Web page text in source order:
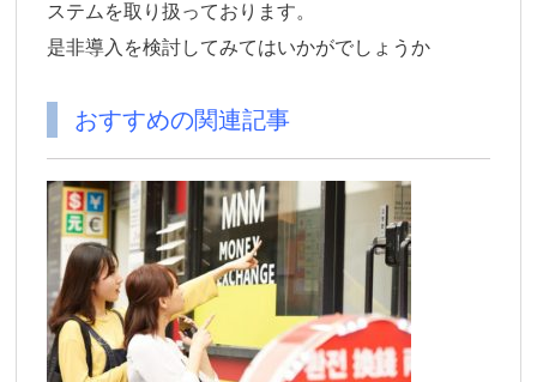
ステムを取り扱っております。
是非導入を検討してみてはいかがでしょうか
おすすめの関連記事